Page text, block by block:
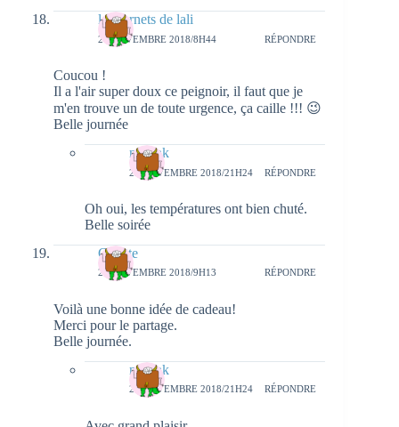
les carnets de lali
21 NOVEMBRE 2018/8H44 RÉPONDRE
Coucou !
Il a l'air super doux ce peignoir, il faut que je
m'en trouve un de toute urgence, ça caille !!! 😉
Belle journée
natieak
22 NOVEMBRE 2018/21H24 RÉPONDRE
Oh oui, les températures ont bien chuté.
Belle soirée
Colette
21 NOVEMBRE 2018/9H13 RÉPONDRE
Voilà une bonne idée de cadeau!
Merci pour le partage.
Belle journée.
natieak
22 NOVEMBRE 2018/21H24 RÉPONDRE